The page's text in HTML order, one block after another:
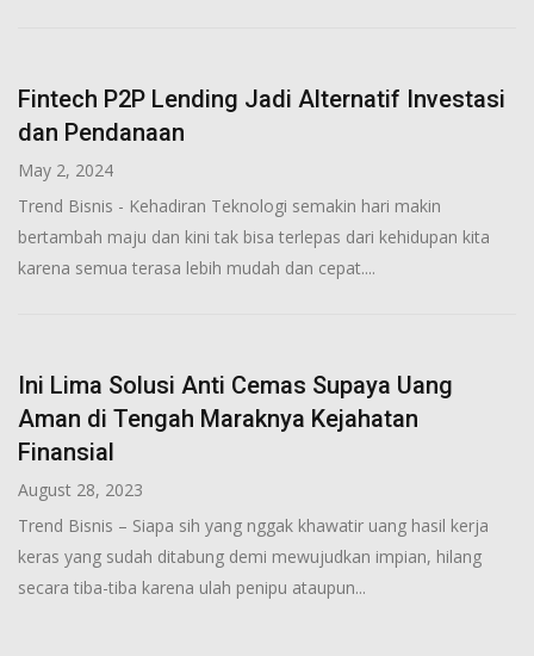
Fintech P2P Lending Jadi Alternatif Investasi
dan Pendanaan
May 2, 2024
Trend Bisnis - Kehadiran Teknologi semakin hari makin
bertambah maju dan kini tak bisa terlepas dari kehidupan kita
karena semua terasa lebih mudah dan cepat....
Ini Lima Solusi Anti Cemas Supaya Uang
Aman di Tengah Maraknya Kejahatan
Finansial
August 28, 2023
Trend Bisnis – Siapa sih yang nggak khawatir uang hasil kerja
keras yang sudah ditabung demi mewujudkan impian, hilang
secara tiba-tiba karena ulah penipu ataupun...